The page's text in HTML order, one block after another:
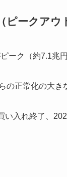
ピークアウ
ーク（約7.1兆
の正常化の大き
い入れ終了、